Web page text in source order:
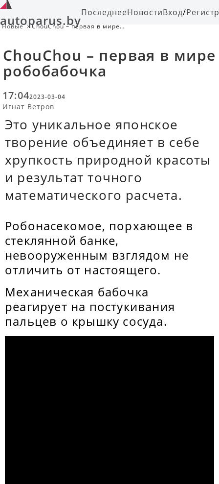
autoparus.byПоследнееНовостиВход/
Новые
ChouChou – первая в мире
ChouChou – первая в мире
робобабочка
17:042023-03-04
Игнат Ветров
Это уникальное японское
творение объединяет в себе
хрупкость природной красоты
и результат точного
математического расчета.
Робонасекомое, порхающее в
стеклянной банке,
невооруженным взглядом не
отличить от настоящего.
Механическая бабочка
реагирует на постукивания
пальцев о крышку сосуда.